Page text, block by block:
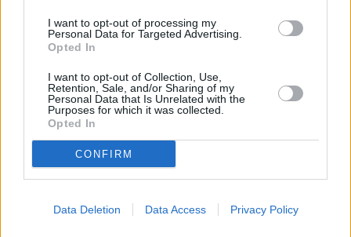
I want to opt-out of processing my
Personal Data for Targeted Advertising.
Opted In
I want to opt-out of Collection, Use,
Retention, Sale, and/or Sharing of my
Personal Data that Is Unrelated with the
Purposes for which it was collected.
Opted In
CONFIRM
Data Deletion Data Access Privacy Policy
Κορίτσια για φίλημα! Αγκαλιά
με το Μόναχο η 4×100μ.-
Κραϊόβα – Βαλκανικό
Πρωτάθλημα: Η Σταματία
μετάλλιο με βολή στα 71,08μ.